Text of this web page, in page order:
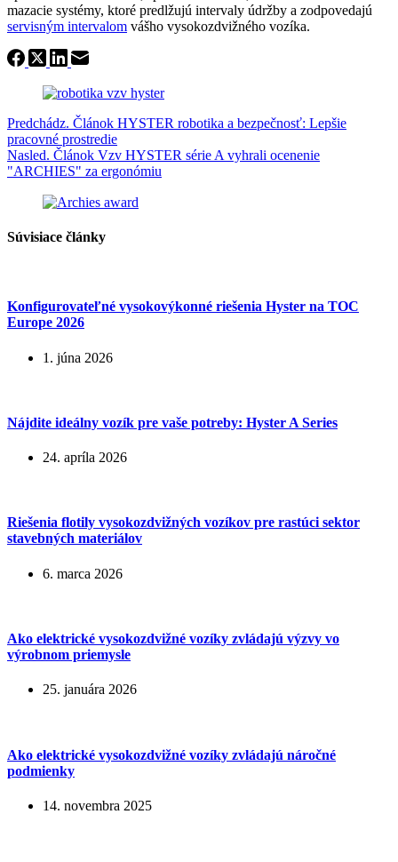
mazacie systémy, ktoré predlžujú intervaly údržby a zodpovedajú
servisným intervalom vášho vysokozdvižného vozíka.
Predchádz. Článok HYSTER robotika a bezpečnosť: Lepšie
pracovné prostredie
Nasled. Článok Vzv HYSTER série A vyhrali ocenenie
"ARCHIES" za ergonómiu
Súvisiace články
Konfigurovateľné vysokovýkonné riešenia Hyster na TOC
Europe 2026
1. júna 2026
Nájdite ideálny vozík pre vaše potreby: Hyster A Series
24. apríla 2026
Riešenia flotily vysokozdvižných vozíkov pre rastúci sektor
stavebných materiálov
6. marca 2026
Ako elektrické vysokozdvižné vozíky zvládajú výzvy vo
výrobnom priemysle
25. januára 2026
Ako elektrické vysokozdvižné vozíky zvládajú náročné
podmienky
14. novembra 2025